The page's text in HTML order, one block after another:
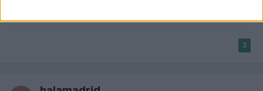
3